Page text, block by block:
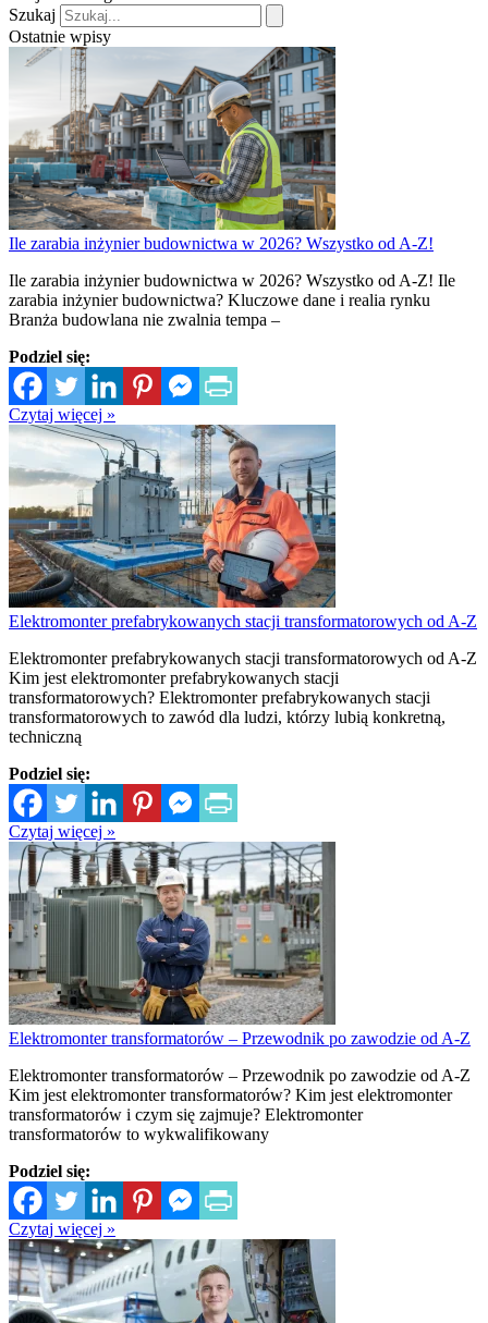
Szukaj
Ostatnie wpisy
Ile zarabia inżynier budownictwa w 2026? Wszystko od A-Z!
Ile zarabia inżynier budownictwa w 2026? Wszystko od A-Z! Ile
zarabia inżynier budownictwa? Kluczowe dane i realia rynku
Branża budowlana nie zwalnia tempa –
Podziel się:
Czytaj więcej »
Elektromonter prefabrykowanych stacji transformatorowych od A-Z
Elektromonter prefabrykowanych stacji transformatorowych od A-Z
Kim jest elektromonter prefabrykowanych stacji
transformatorowych? Elektromonter prefabrykowanych stacji
transformatorowych to zawód dla ludzi, którzy lubią konkretną,
techniczną
Podziel się:
Czytaj więcej »
Elektromonter transformatorów – Przewodnik po zawodzie od A-Z
Elektromonter transformatorów – Przewodnik po zawodzie od A-Z
Kim jest elektromonter transformatorów? Kim jest elektromonter
transformatorów i czym się zajmuje? Elektromonter
transformatorów to wykwalifikowany
Podziel się:
Czytaj więcej »